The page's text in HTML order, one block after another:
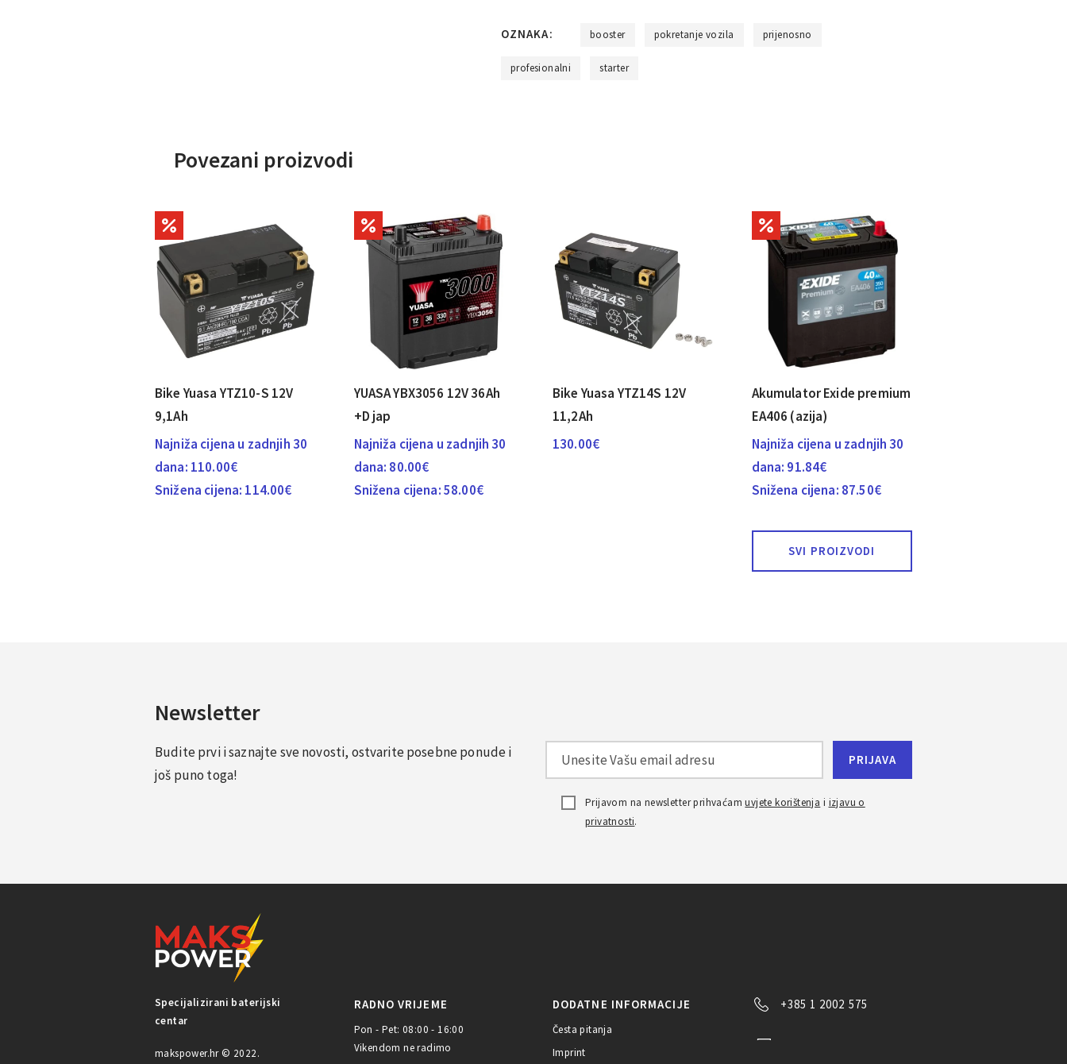
OZNAKA: booster pokretanje vozila prijenosno
profesionalni starter
Povezani proizvodi
Bike Yuasa YTZ10-S 12V
9,1Ah
Najniža cijena u zadnjih 30
dana: 110.00€
Snižena cijena: 114.00€
YUASA YBX3056 12V 36Ah
+D jap
Najniža cijena u zadnjih 30
dana: 80.00€
Snižena cijena:58.00€
Bike Yuasa YTZ14S 12V
11,2Ah
130.00€
Akumulator Exide premium
EA406 (azija)
Najniža cijena u zadnjih 30
dana: 91.84€
Snižena cijena: 87.50€
SVI PROIZVODI
Newsletter
Budite prvi i saznajte sve novosti, ostvarite posebne ponude i
još puno toga!
Prijavom na newsletter prihvaćamuvjete korištenja i izjavu o
privatnosti.
Specijalizirani baterijski
centar
makspower.hr © 2022.
RADNO VRIJEME
Pon - Pet: 08:00 - 16:00
Vikendom ne radimo
DODATNE INFORMACIJE
Česta pitanja
Imprint
+385 1 2002 575